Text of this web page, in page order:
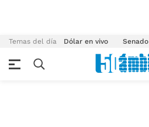
Temas del día Dólar en vivo Senado